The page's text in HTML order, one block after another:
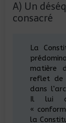
A) Un
consacré
La
matière
reflet de
dans
Il lui
«
la